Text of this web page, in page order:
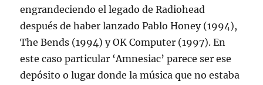
engrandeciendo el legado de Radiohead
después de haber lanzado Pablo Honey (1994),
The Bends (1994) y OK Computer (1997). En
este caso particular ‘Amnesiac’ parece ser ese
depósito o lugar donde la música que no estaba